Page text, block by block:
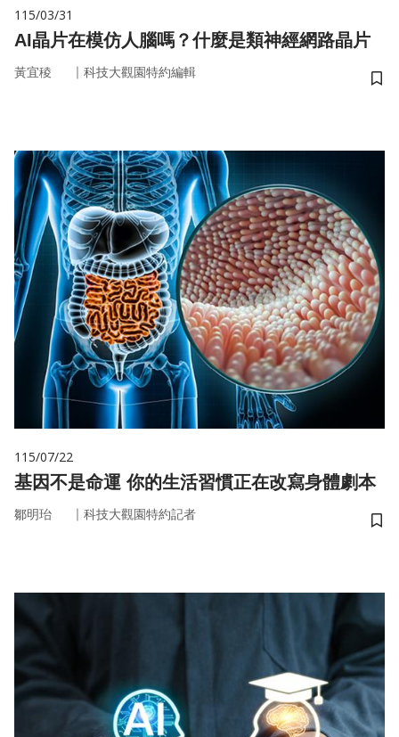
115/03/31
AI晶片在模仿人腦嗎？什麼是類神經網路晶片
黃宜稜 ｜ 科技大觀園特約編輯
儲
115/07/22
基因不是命運 你的生活習慣正在改寫身體劇本
鄒明珆 ｜ 科技大觀園特約記者
儲